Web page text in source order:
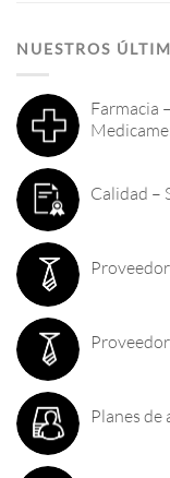
NUESTROS
Farmacia
Calidad –
Planes